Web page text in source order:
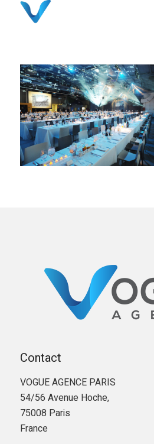
Contact
VOGUE AGENCE PARIS
54/56 Avenue Hoche,
75008 Paris
France